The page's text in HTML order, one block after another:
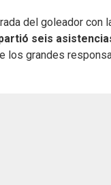
del goleador con
seis
los grandes